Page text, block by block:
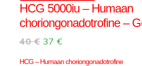
HCG 5000iu – Humaan
choriongonadotrofine –
40€ 37 €
HCG – Humaan choriongonadotrofine